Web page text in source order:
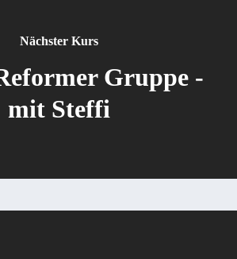
Nächster Kurs
Gruppe -
mit Steffi